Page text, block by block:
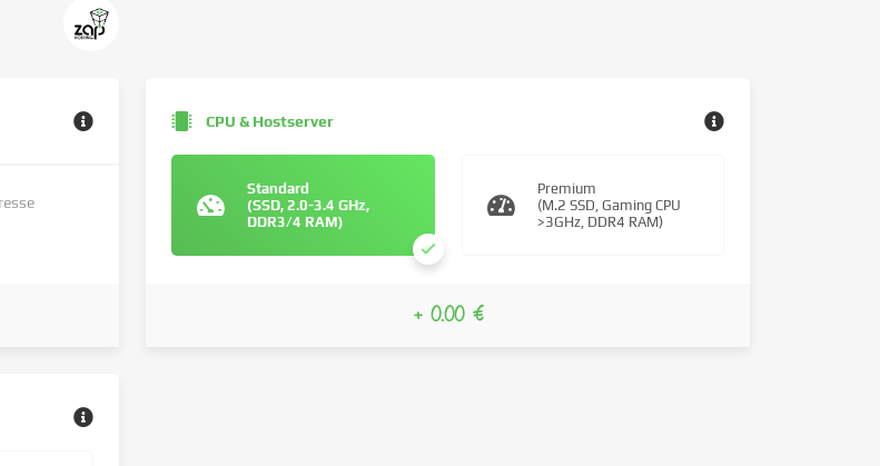
CPU & Hostserver
Standard
(SSD, 2.0-3.4 GHz,
DDR3/4 RAM)
Premium
(M.2 SSD, Gaming CPU
>3GHz, DDR4 RAM)
+ 0.00 €